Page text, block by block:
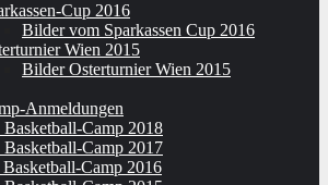
Cup 2016
Bilder vom Sparkassen Cup 2016
Wien 2015
Bilder Osterturnier Wien 2015
Anmeldungen
Basketball-Camp 2018
Basketball-Camp 2017
Basketball-Camp 2016